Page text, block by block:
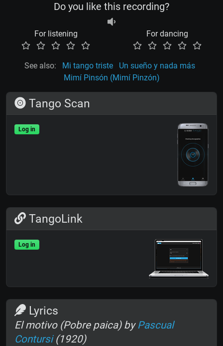
Do you like this recording?
For listening For dancing
See also: Mi tango triste
Un sueño y nada más
Mimí Pinsón (Mimí Pinzón)
Tango Scan
Log in
TangoLink
Log in
Lyrics
El motivo (Pobre paica) byPascual
Contursi(1920)